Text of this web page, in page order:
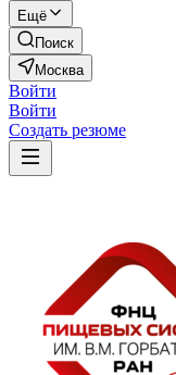
Ещё
Поиск
Москва
Войти
Войти
Создать резюме